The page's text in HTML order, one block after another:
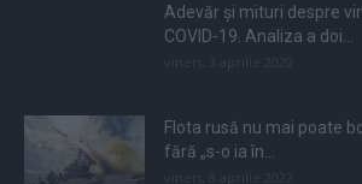
Adevăr și mituri despre
COVID-19. Analiza a doi...
Flota rusă nu mai poate
fără „s-o ia în...